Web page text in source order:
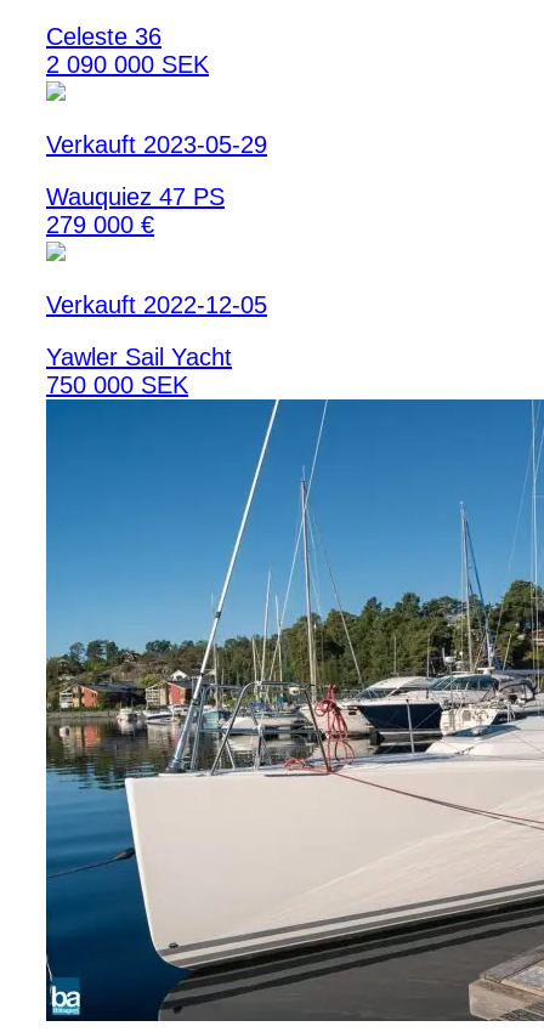
Celeste 36
2 090 000 SEK
Verkauft 2023-05-29
Wauquiez 47 PS
279 000 €
Verkauft 2022-12-05
Yawler Sail Yacht
750 000 SEK